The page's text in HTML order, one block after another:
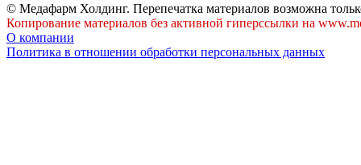
© Медафарм Холдинг. Перепечатка материалов возможна
Копирование материалов без активной гиперссылки на
О компании
Политика в отношении обработки персональных данных